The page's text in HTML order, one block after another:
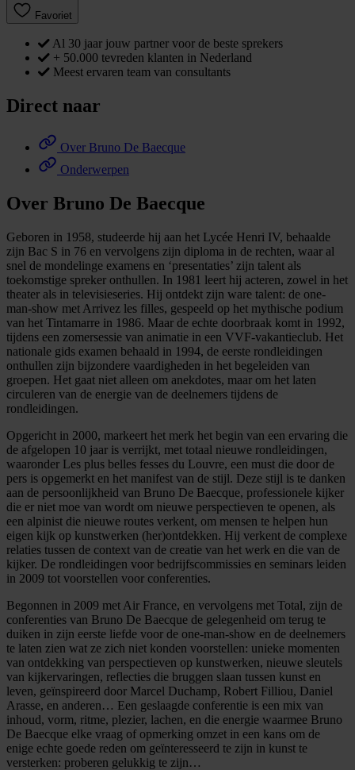
Favoriet
Al 30 jaar jouw partner voor de beste sprekers
+ 50.000 tevreden klanten in Nederland
Meest ervaren team van consultants
Direct naar
Over Bruno De Baecque
Onderwerpen
Over Bruno De Baecque
Geboren in 1958, studeerde hij aan het Lycée Henri IV, behaalde
zijn Bac S in 76 en vervolgens zijn diploma in de rechten, waar al
snel de mondelinge examens en ‘presentaties’ zijn talent als
toekomstige spreker onthullen. In 1981 leert hij acteren, zowel in het
theater als in televisieseries. Hij ontdekt zijn ware talent: de one-
man-show met Arrivez les filles, gespeeld op het mythische podium
van het Tintamarre in 1986. Maar de echte doorbraak komt in 1992,
tijdens een zomersessie van animatie in een VVF-vakantieclub. Het
nationale gids examen behaald in 1994, de eerste rondleidingen
onthullen zijn bijzondere vaardigheden in het begeleiden van
groepen. Het gaat niet alleen om anekdotes, maar om het laten
circuleren van de energie van de deelnemers tijdens de
rondleidingen.
Opgericht in 2000, markeert het merk het begin van een ervaring die
de afgelopen 10 jaar is verrijkt, met totaal nieuwe rondleidingen,
waaronder Les plus belles fesses du Louvre, een must die door de
pers is opgemerkt en het manifest van de stijl. Deze stijl is te danken
aan de persoonlijkheid van Bruno De Baecque, professionele kijker
die er niet moe van wordt om nieuwe perspectieven te openen, als
een alpinist die nieuwe routes verkent, om mensen te helpen hun
eigen kijk op kunstwerken (her)ontdekken. Hij verkent de complexe
relaties tussen de context van de creatie van het werk en die van de
kijker. De rondleidingen voor bedrijfscommissies en seminars leiden
in 2009 tot voorstellen voor conferenties.
Begonnen in 2009 met Air France, en vervolgens met Total, zijn de
conferenties van Bruno De Baecque de gelegenheid om terug te
duiken in zijn eerste liefde voor de one-man-show en de deelnemers
te laten zien wat ze zich niet konden voorstellen: unieke momenten
van ontdekking van perspectieven op kunstwerken, nieuwe sleutels
van kijkervaringen, reflecties die bruggen slaan tussen kunst en
leven, geïnspireerd door Marcel Duchamp, Robert Filliou, Daniel
Arasse, en anderen… Een geslaagde conferentie is een mix van
inhoud, vorm, ritme, plezier, lachen, en die energie waarmee Bruno
De Baecque elke vraag of opmerking omzet in een kans om de
enige echte goede reden om geïnteresseerd te zijn in kunst te
versterken: proberen gelukkig te zijn…